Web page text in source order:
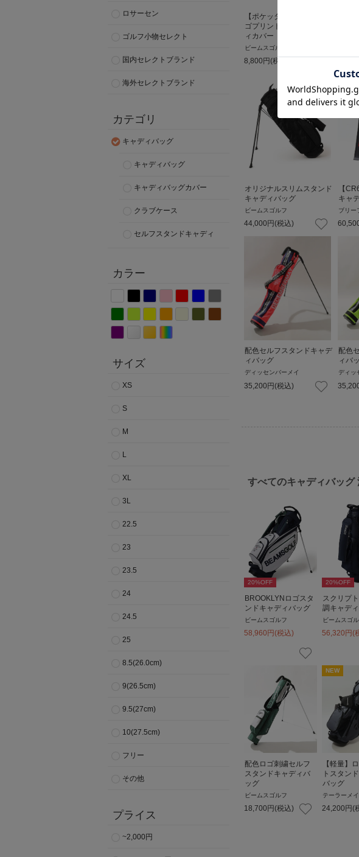
ロサーセン
ゴルフ小物セレクト
国内セレクトブランド
海外セレクトブランド
カテゴリ
キャディバッグ
キャディバッグ
キャディバッグカバー
クラブケース
セルフスタンドキャディ
カラー
サイズ
XS
S
M
L
XL
3L
22.5
23
23.5
24
24.5
25
8.5(26.0cm)
9(26.5cm)
9.5(27cm)
10(27.5cm)
フリー
その他
プライス
~2,000円
【ポケッタブル】サイドロ
ゴプリントトラベルキャデ
ィカバー
ビームスゴルフ
8,800 円(税込)
【ポ
ゴプ
オリジナルスリムスタンド
キャディバッグ
ビームスゴルフ
44,000 円(税込)
【
キャ
ブリー
配色セルフスタンドキャデ
ィバッグ
ディッセンバーメイ
35,200円(税込)
配色
ィバ
ディッ
すべてのキャディバッグ
20%OFF
BROOKLYNロゴスタ
ンドキャディバッグ
ビームスゴルフ
58,960円(税込)
20%OFF
スクリプ
調キャデ
ビームスゴ
56,320円(
配色ロゴ刺繍セルフ
スタンドキャディバ
ッグ
ビームスゴルフ
18,700 円(税込)
NEW
【軽量】
トスタン
バッグ
テーラーメ
24,200 円(